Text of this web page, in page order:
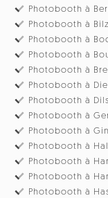
Photobooth à
Photobooth à
Photobooth à
Photobooth à
Photobooth à
Photobooth à
Photobooth à
Photobooth à
Photobooth à
Photobooth à
Photobooth à
Photobooth à
Photobooth à